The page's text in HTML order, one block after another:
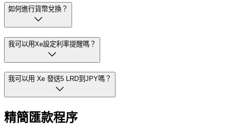
如何進行貨幣兌換？
我可以用Xe設定利率提醒嗎？
我可以用 Xe 發送5 LRD到JPY嗎？
精簡匯款程序